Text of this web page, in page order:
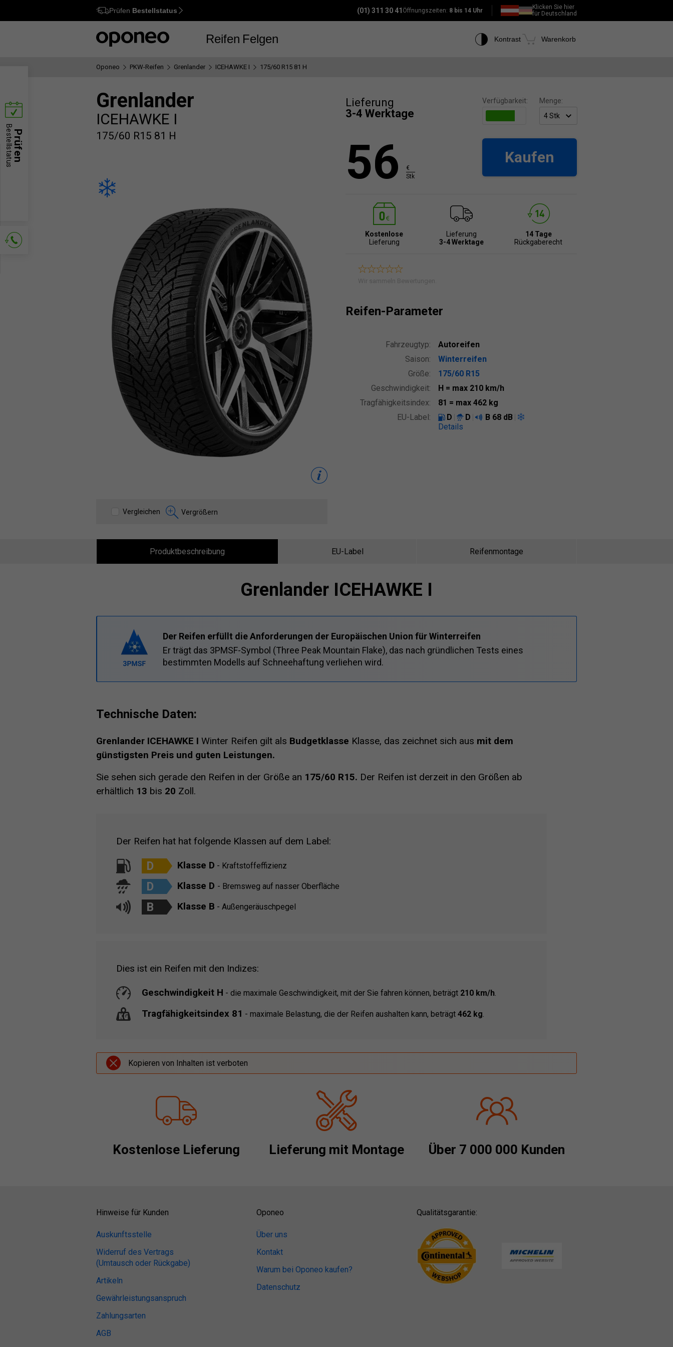
Ctrl M
Prüfen Bestellstatus (01) 311 30 41 Öffnungszeiten: 8 bis 14 Uhr
Klicken Sie hier
für Deutschland
Reifen Felgen Kontrast Warenkorb
Oponeo PKW-Reifen Grenlander ICEHAWKE I 175/60 R15 81 H
Grenlander
ICEHAWKE I
175/60 R15 81 H
Vergleichen Vergrößern
Lieferung
3-4 Werktage
Verfügbarkeit: Menge:
56
€
Stk
Kaufen
Kostenlose
Lieferung
Lieferung
3-4 Werktage
14 Tage
Rückgaberecht
Wir sammeln Bewertungen.
Reifen-Parameter
Fahrzeugtyp:
Autoreifen
Saison:
Winterreifen
Größe:
175/60 R15
Geschwindigkeit:
H = max 210 km/h
Tragfähigkeitsindex:
81 = max 462 kg
EU-Label:
D D B 68 dB
Details
Produktbeschreibung EU-Label Reifenmontage
Grenlander ICEHAWKE I
Der Reifen erfüllt die Anforderungen der Europäischen Union für Winterreifen
Er trägt das 3PMSF-Symbol (Three Peak Mountain Flake), das nach gründlichen Tests eines
bestimmten Modells auf Schneehaftung verliehen wird.
Technische Daten:
Grenlander ICEHAWKE I Winter Reifen gilt als Budgetklasse Klasse, das zeichnet sich aus mit dem
günstigsten Preis und guten Leistungen.
Sie sehen sich gerade den Reifen in der Größe an 175/60 R15. Der Reifen ist derzeit in den Größen ab
erhältlich 13 bis 20 Zoll.
Der Reifen hat hat folgende Klassen auf dem Label:
D Klasse D - Kraftstoffeffizienz
D Klasse D - Bremsweg auf nasser Oberfläche
B Klasse B - Außengeräuschpegel
Dies ist ein Reifen mit den Indizes:
Geschwindigkeit H - die maximale Geschwindigkeit, mit der Sie fahren können, beträgt 210 km/h.
Tragfähigkeitsindex 81 - maximale Belastung, die der Reifen aushalten kann, beträgt 462 kg.
Kopieren von Inhalten ist verboten
Kostenlose Lieferung Lieferung mit Montage Über 7 000 000 Kunden
Prüfen
Bestellstatus
Hinweise für Kunden
Auskunftsstelle
Widerruf des Vertrags
(Umtausch oder Rückgabe)
Artikeln
Gewährleistungsanspruch
Zahlungsarten
AGB
Oponeo
Über uns
Kontakt
Warum bei Oponeo kaufen?
Datenschutz
Qualitätsgarantie: